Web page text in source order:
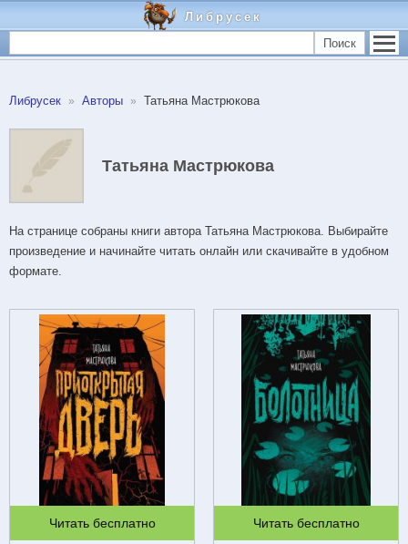
Либрусек
Поиск
Либрусек Авторы Татьяна Мастрюкова
Татьяна Мастрюкова
На странице собраны книги автора Татьяна Мастрюкова. Выбирайте
произведение и начинайте читать онлайн или скачивайте в удобном
формате.
Читать бесплатно Читать бесплатно